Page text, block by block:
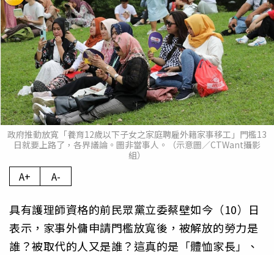
政府推動放寬「養育12歲以下子女之家庭聘雇外籍家事移工」門檻13
日就要上路了，各界議論。圖非當事人。（示意圖／CTWant攝影
組）
A+ A-
具有護理師資格的前民眾黨立委蔡壁如今（10）日
表示，家事外傭申請門檻放寬後，被解放的勞力是
誰？被取代的人又是誰？這真的是「體恤家長」、